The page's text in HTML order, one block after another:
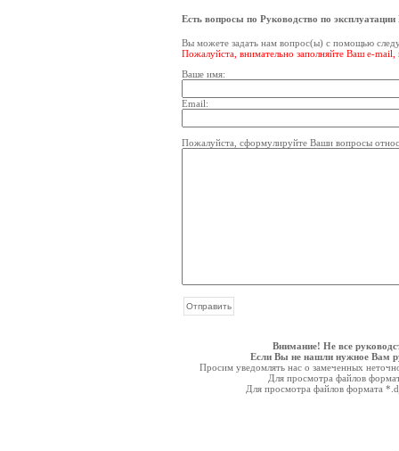
Есть вопросы по Руководство по
Вы можете задать нам вопрос(ы) с помощью
Пожалуйста, внимательно заполняйте Ваш e-
Ваше имя:
Email:
Пожалуйста, сформулируйте Ваши вопросы
Внимание! Не все
Если Вы не нашли нужное Вам
Просим уведомлять нас о замеченных
Для просмотра файлов
Для просмотра файлов формата